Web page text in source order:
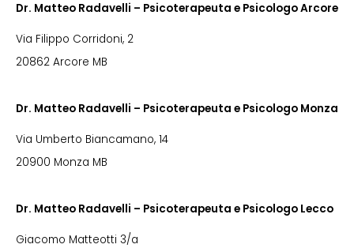
Dr. Matteo Radavelli – Psicoterapeuta e Psicologo Arcore
Via Filippo Corridoni, 2
20862 Arcore MB
Dr. Matteo Radavelli – Psicoterapeuta e Psicologo Monza
Via Umberto Biancamano, 14
20900 Monza MB
Dr. Matteo Radavelli – Psicoterapeuta e Psicologo Lecco
Giacomo Matteotti 3/a